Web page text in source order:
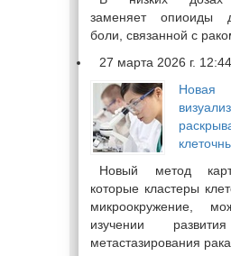
заменяет опиоиды
боли, связанной с
27 марта 2026 г. 12:44
Новый метод
которые кластеры
микроокружение,
изучении
метастазирования